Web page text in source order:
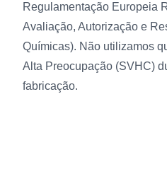
Regulamentação Europeia
Avaliação, Autorização e
Químicas). Não utilizamos
Alta Preocupação (SVHC)
fabricação.